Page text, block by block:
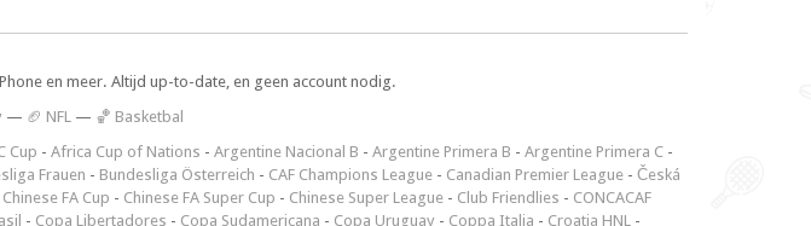
en meer. Altijd up-to-date, en geen account nodig.
— 🏈 NFL — 🏀 Basketbal
Cup - Africa Cup of Nations - Argentine Nacional B - Argentine Primera B - Argentine Primera C -
Frauen - Bundesliga Österreich - CAF Champions League - Canadian Premier League - Česká
Chinese FA Cup - Chinese FA Super Cup - Chinese Super League - Club Friendlies - CONCACAF
- Copa Libertadores - Copa Sudamericana - Copa Uruguay - Coppa Italia - Croatia HNL -